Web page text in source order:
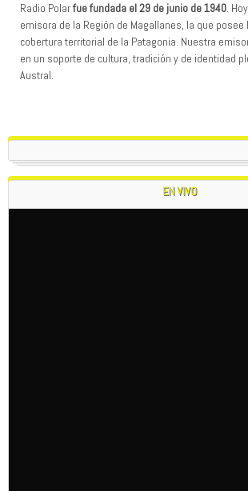
Radio Polarfue fundada el 29 de junio de 1940.
emisora de la Región de Magallanes, la que
cobertura territorial de la Patagonia. Nuestra
en un soporte de cultura, tradición y de identidad
Austral.
EN VIVO